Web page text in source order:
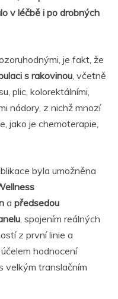
v léčbě i po drobných
je fakt, že
s rakovinou , včetně
plic, kolorektálními,
nádory, z nichž mnozí
jako je chemoterapie,
byla umožněna
a předsedou
, spojením reálných
z první linie a
hodnocení
velkým translačním